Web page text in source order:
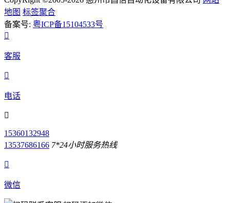
地图 标签聚合
备案号: 粤ICP备15104533号

客服

电话

15360132948
13537686166 7*24小时服务热线

微信